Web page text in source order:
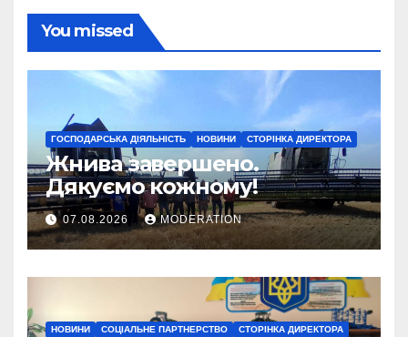
You missed
ГОСПОДАРСЬКА ДІЯЛЬНІСТЬ НОВИНИ СТОРІНКА ДИРЕКТОРА
Жнива завершено.
Дякуємо кожному!
07.08.2026 MODERATION
НОВИНИ СОЦІАЛЬНЕ ПАРТНЕРСТВО
СТОРІНКА ДИРЕКТОРА